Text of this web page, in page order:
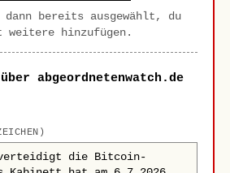
dann bereits ausgewählt, du
weitere hinzufügen.
abgeordnetenwatch.de